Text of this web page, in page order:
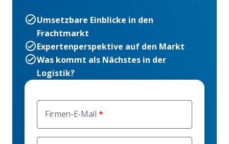
Firmen-E-Mail
Umsetzbare Einblicke in den
Frachtmarkt
Expertenperspektive auf den Markt
Was kommt als Nächstes in der
Logistik?